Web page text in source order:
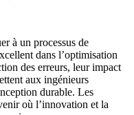
à un processus de
dans l’optimisation
des erreurs, leur impact
aux ingénieurs
durable. Les
où l’innovation et la